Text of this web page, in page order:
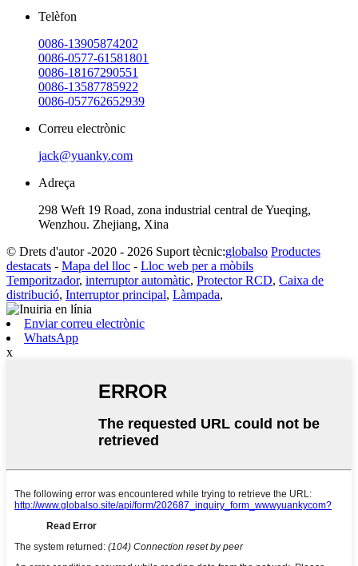
Telèfon
0086-13905874202
0086-0577-61581801
0086-18167290551
0086-13587785922
0086-057762652939
Correu electrònic
jack@yuanky.com
Adreça
298 Weft 19 Road, zona industrial central de Yueqing,
Wenzhou. Zhejiang, Xina
© Drets d'autor -2020 - 2026 Suport tècnic:globalso Productes
destacats - Mapa del lloc - Lloc web per a mòbils
Temporitzador, interruptor automàtic, Protector RCD, Caixa de
distribució, Interruptor principal, Làmpada,
Enviar correu electrònic
WhatsApp
x